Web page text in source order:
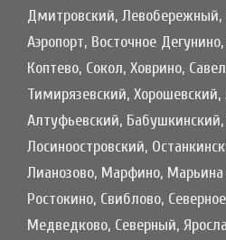
Дмитровский,
Аэропорт, Восточное
Коптево, Сокол, Ховрино,
Тимирязевский, Хорошевский,
Алтуфьевский,
Лосиноостровский,
Лианозово, Марфино,
Ростокино, Свиблово,
Медведково, Северный,